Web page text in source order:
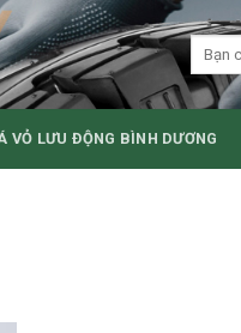
VỎ LƯU ĐỘNG BÌNH DƯƠNG